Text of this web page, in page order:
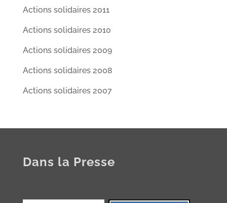
Actions solidaires 2011
Actions solidaires 2010
Actions solidaires 2009
Actions solidaires 2008
Actions solidaires 2007
Dans la Presse